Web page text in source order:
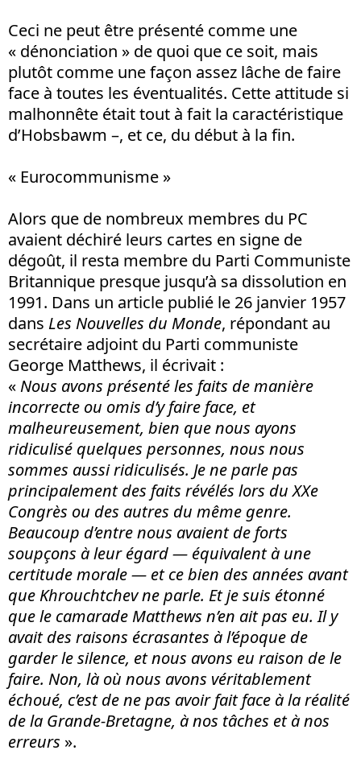
Ceci ne peut être présenté comme une
« dénonciation » de quoi que ce soit, mais
plutôt comme une façon assez lâche de faire
face à toutes les éventualités. Cette attitude si
malhonnête était tout à fait la caractéristique
d’Hobsbawm –, et ce, du début à la fin.
« Eurocommunisme »
Alors que de nombreux membres du PC
avaient déchiré leurs cartes en signe de
dégoût, il resta membre du Parti Communiste
Britannique presque jusqu’à sa dissolution en
1991. Dans un article publié le 26 janvier 1957
dans Les Nouvelles du Monde, répondant au
secrétaire adjoint du Parti communiste
George Matthews, il écrivait :
«Nous avons présenté les faits de manière
incorrecte ou omis d’y faire face, et
malheureusement, bien que nous ayons
ridiculisé quelques personnes, nous nous
sommes aussi ridiculisés. Je ne parle pas
principalement des faits révélés lors du XXe
Congrès ou des autres du même genre.
Beaucoup d’entre nous avaient de forts
soupçons à leur égard — équivalent à une
certitude morale — et ce bien des années avant
que Khrouchtchev ne parle. Et je suis étonné
que le camarade Matthews n’en ait pas eu. Il y
avait des raisons écrasantes à l’époque de
garder le silence, et nous avons eu raison de le
faire. Non, là où nous avons véritablement
échoué, c’est de ne pas avoir fait face à la réalité
de la Grande-Bretagne, à nos tâches et à nos
erreurs ».